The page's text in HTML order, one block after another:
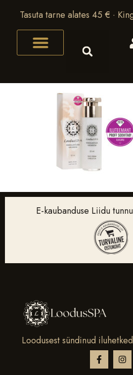
Tasuta tarne alates 45 € ·
E-kaubanduse Liidu
Loodusest sündinud